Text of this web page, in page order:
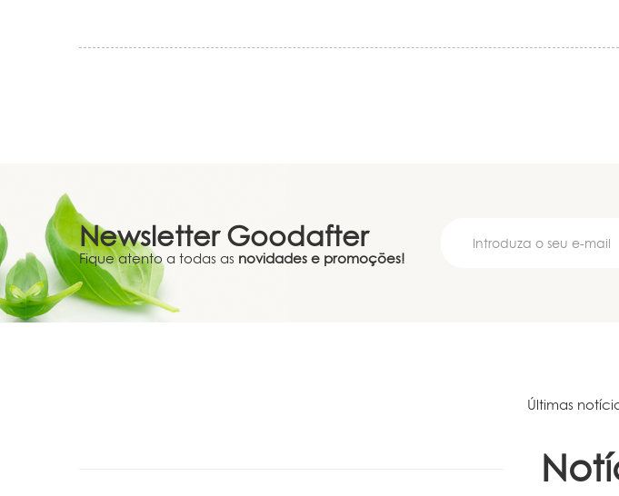
Newsletter Goodafter
Fique atento a todas as novidades e promoções!
Últimas